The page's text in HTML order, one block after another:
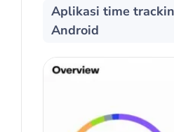
Aplikasi time
Android